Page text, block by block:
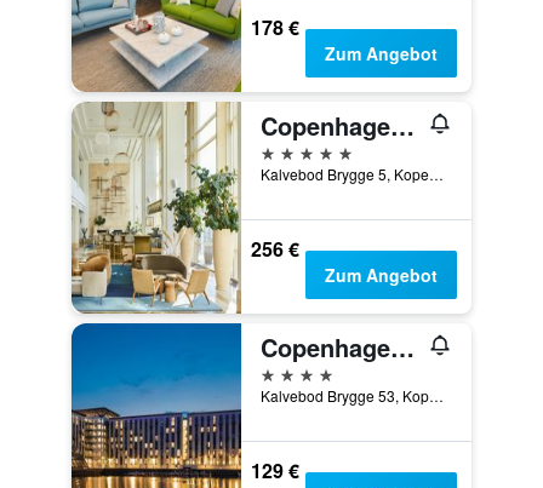
178 €
Zum Angebot
Copenhagen Marriott Hotel
5 Sterne
Kalvebod Brygge 5, Kopenhagen, Hovedstaden (Hauptstadtregion), Dänemark
256 €
Zum Angebot
Copenhagen Island Hotel
4 Sterne
Kalvebod Brygge 53, Kopenhagen, Hovedstaden (Hauptstadtregion), Dänemark
129 €